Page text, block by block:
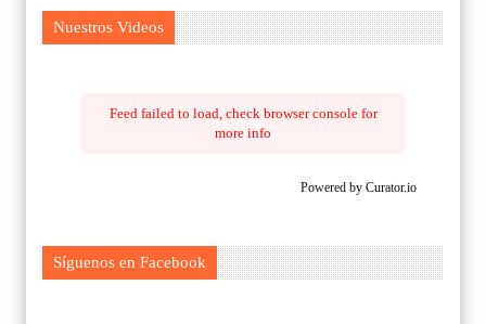
Nuestros Videos
Feed failed to load, check browser console for
more info
Powered by Curator.io
Síguenos en Facebook